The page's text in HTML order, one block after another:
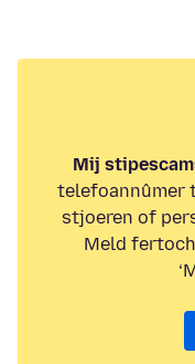
Mij
telefoannûmer
stjoeren of
Meld